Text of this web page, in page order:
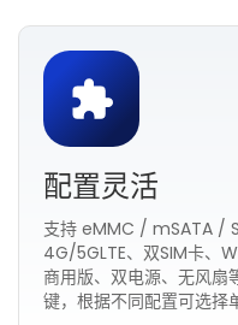
配置灵活
支持 eMMC / mSATA /
4G/5GLTE、双SIM卡、
商用版、双电源、无风扇
键，根据不同配置可选